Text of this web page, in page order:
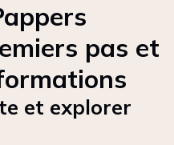
pas et
et explorer